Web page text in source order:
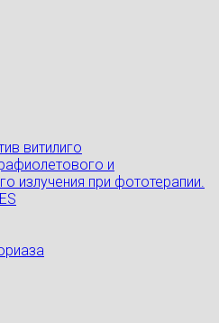
витилиго
и
излучения при фототерапии.